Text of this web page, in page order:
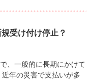
受け付け停止？
、一般的に長期にかけて
年の災害で支払いが多